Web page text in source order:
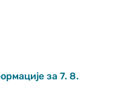
за 7. 8.